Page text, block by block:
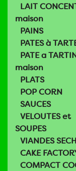
LAIT
maison
PAINS
PATES à
PATE a
maison
PLATS
POP CORN
SAUCES
VELOUTES et
SOUPES
VIANDES
CAKE
COMPACT